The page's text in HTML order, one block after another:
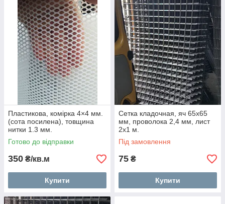
Пластикова, комірка 4×4 мм.
(сота посилена), товщина
нитки 1.3 мм.
Готово до відправки
350 ₴/кв.м
Купити
Сетка кладочная, яч 65x65
мм, проволока 2,4 мм, лист
2х1 м.
Під замовлення
75 ₴
Купити